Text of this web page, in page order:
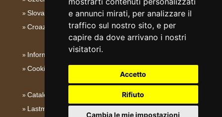
e annunci mirati, per analizzare il
traffico sul nostro sito, e per
capire da dove arrivano i nostri
visitatori.
Accetto
Rifiuto
Cambia le mie impostazioni
Slovakian mountains
Croazia - Adriatico
Informativa su privacy
Cookies
Catalogo alloggi
Lastminute Quarnero